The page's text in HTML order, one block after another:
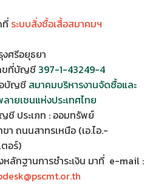
ที่ ระบบสั่งซื้อเสื้อสมาคมฯ
งศรีอยุธยา
ขที่บัญชี 397-1-43249-4
บัญชี สมาคมบริหารงานจัดซื้อและ
ายเชนแห่งประเทศไทย
ประเภท : ออมทรัพย์
า ถนนสาทรเหนือ (เอ.ไอ.-
ตอร์)
ลักฐานการชำระเงิน มาที่ e-mail :